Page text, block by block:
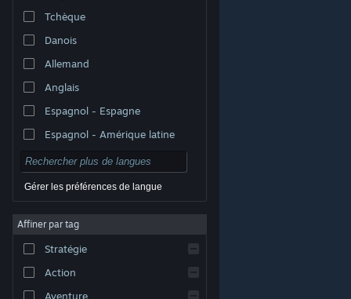
© Valve Corporation. Tous droits réservés. Toutes les
titulaires aux États-Unis et dans d'autres pays.
Accessibilité
Remboursements
Tchèque
Danois
Allemand
Anglais
Espagnol - Espagne
Espagnol - Amérique latine
Gérer les préférences de langue
Affiner par tag
Stratégie
Action
Aventure